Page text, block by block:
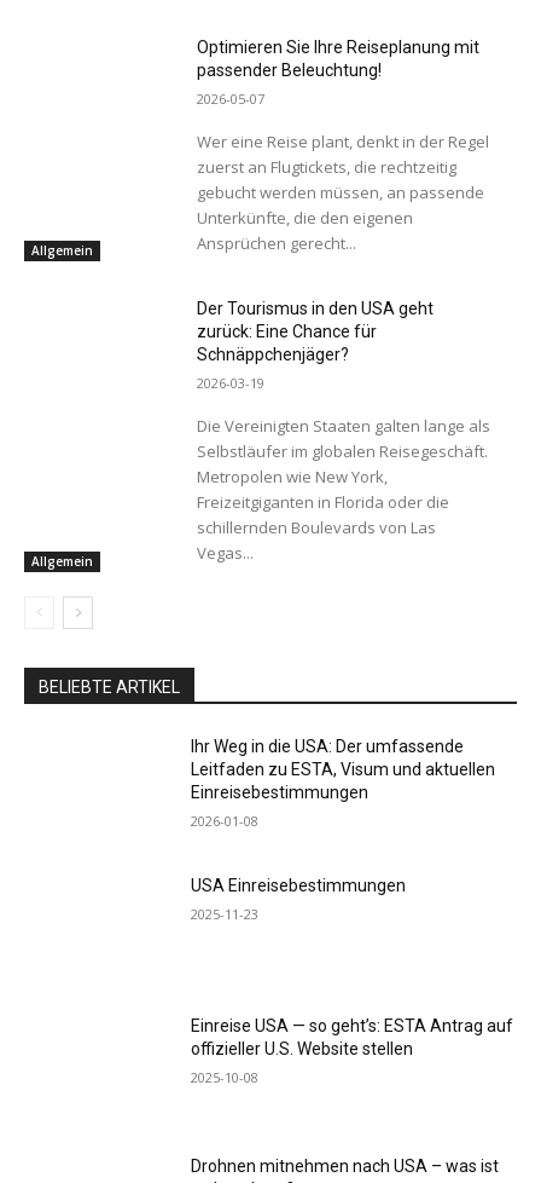
Allgemein
Optimieren Sie Ihre Reiseplanung mit
passender Beleuchtung!
2026-05-07
Wer eine Reise plant, denkt in der Regel
zuerst an Flugtickets, die rechtzeitig
gebucht werden müssen, an passende
Unterkünfte, die den eigenen
Ansprüchen gerecht...
Allgemein
Der Tourismus in den USA geht
zurück: Eine Chance für
Schnäppchenjäger?
2026-03-19
Die Vereinigten Staaten galten lange als
Selbstläufer im globalen Reisegeschäft.
Metropolen wie New York,
Freizeitgiganten in Florida oder die
schillernden Boulevards von Las
Vegas...
BELIEBTE ARTIKEL
Ihr Weg in die USA: Der umfassende
Leitfaden zu ESTA, Visum und aktuellen
Einreisebestimmungen
2026-01-08
USA Einreisebestimmungen
2025-11-23
Einreise USA — so geht’s: ESTA Antrag auf
offizieller U.S. Website stellen
2025-10-08
Drohnen mitnehmen nach USA – was ist